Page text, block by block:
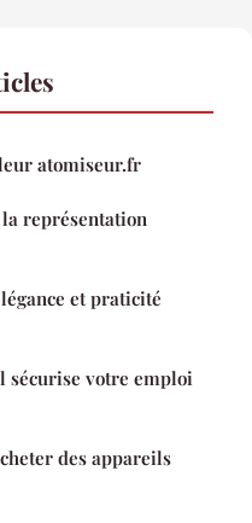
atomiseur.fr
représentation
et praticité
sécurise votre emploi
des appareils